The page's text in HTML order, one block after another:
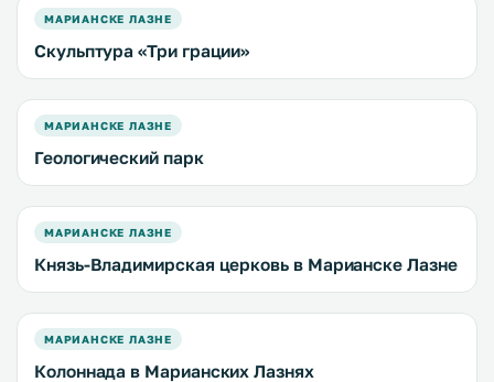
МАРИАНСКЕ ЛАЗНЕ
Скульптура «Три грации»
МАРИАНСКЕ ЛАЗНЕ
Геологический парк
МАРИАНСКЕ ЛАЗНЕ
Князь-Владимирская церковь в Марианске Лазне
МАРИАНСКЕ ЛАЗНЕ
Колоннада в Марианских Лазнях